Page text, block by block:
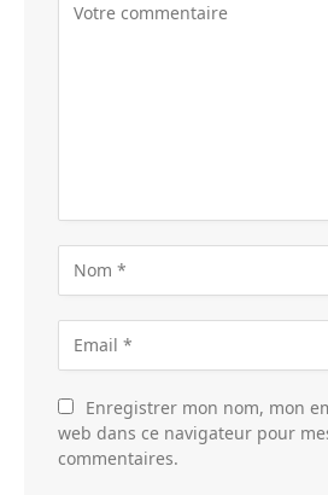
Enregistrer mon nom, mon
web dans ce navigateur pour
commentaires.